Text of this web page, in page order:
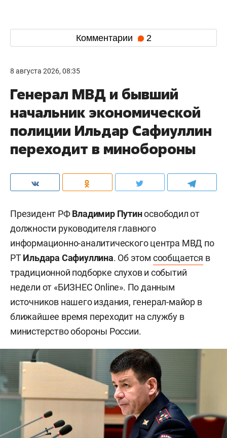
Комментарии 2
8 августа 2026, 08:35
Генерал МВД и бывший
начальник экономической
полиции Ильдар Сафиуллин
переходит в минобороны
Президент РФВладимир Путиносвободил от
должности руководителя главного
информационно-аналитического центра МВД по
РТИльдара Сафиуллина. Об этом сообщается в
традиционной подборке слухов и событий
недели от «БИЗНЕС Online». По данным
источников нашего издания, генерал-майор в
ближайшее время переходит на службу в
министерство обороны России.